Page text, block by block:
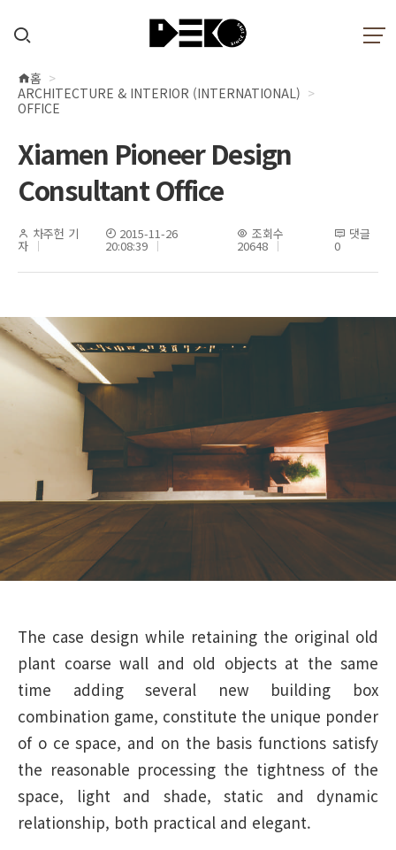
현
재
치
홈
ARCHITECTURE & INTERIOR (INTERNATIONAL)
OFFICE
Xiamen Pioneer Design
Consultant Office
차주헌 기
자
2015-11-26
20:08:39
조회수
20648
댓글
0
The case design while retaining the original old
plant coarse wall and old objects at the same
time adding several new building box
combination game, constitute the unique ponder
of o ce space, and on the basis functions satisfy
the reasonable processing the tightness of the
space, light and shade, static and dynamic
relationship, both practical and elegant.